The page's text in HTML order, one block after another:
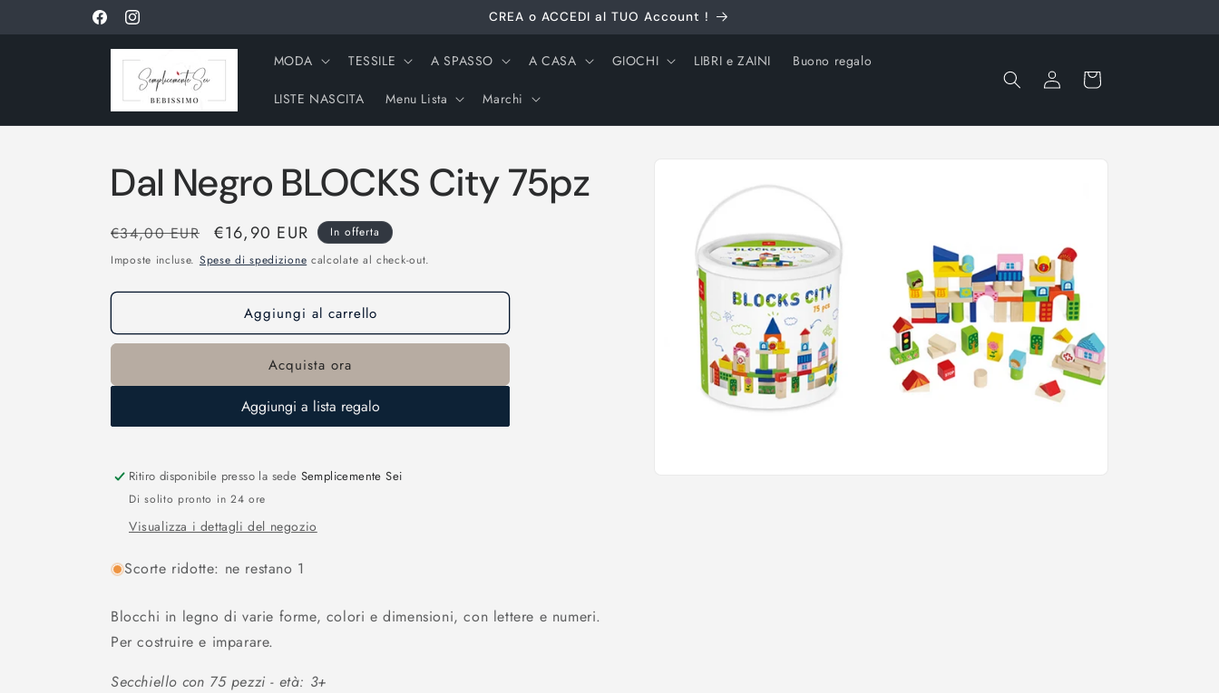
direttamente
ai contenutiFacebookInstagram
CREA o ACCEDI al TUO Account !
MODA TESSILE A SPASSO A CASA GIOCHI LIBRI e ZAINI Buono regalo
LISTE NASCITA Menu Lista Marchi
Accedi Carrello
sul prodotto
Dal Negro BLOCKS City 75pz
Prezzo
di
€34,00 EUR
Prezzo
scontato
€16,90 EUR
In offerta
Imposte incluse. Spese di spedizione calcolate al check-out.
Aggiungi al carrello
Acquista ora
Aggiungi a lista regalo
Ritiro disponibile presso la sede Semplicemente Sei
Di solito pronto in 24 ore
Visualizza i dettagli del negozio
Scorte ridotte: ne restano 1
Blocchi in legno di varie forme, colori e dimensioni, con lettere e numeri.
Per costruire e imparare.
Secchiello con 75 pezzi - età: 3+